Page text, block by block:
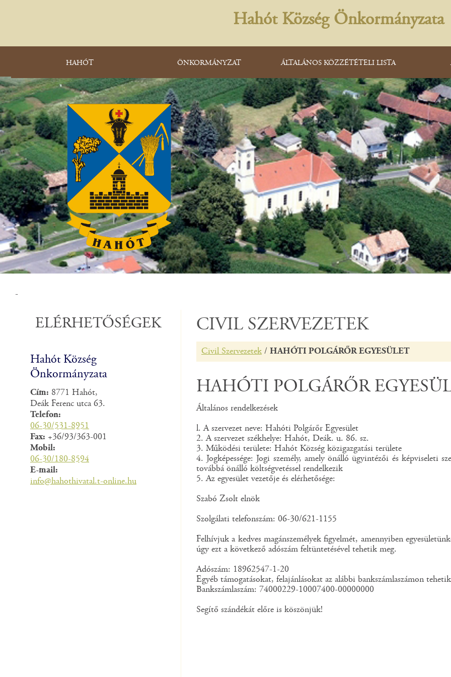
Hahót Község Önkormányzata
HAHÓT ÖNKORMÁNYZAT ÁLTALÁNOS KÖZZÉTÉTELI LISTA
-
ELÉRHETŐSÉGEK
Hahót Község
Önkormányzata
Cím: 8771 Hahót,
Deák Ferenc utca 63.
Telefon:
06-30/531-8951
Fax: +36/93/363-001
Mobil:
06-30/180-8594
E-mail:
info@hahothivatal.t-online.hu
CIVIL SZERVEZETEK
Civil Szervezetek / HAHÓTI POLGÁRŐR EGYESÜLET
HAHÓTI POLGÁRŐR
Általános rendelkezések
l. A szervezet neve: Hahóti Polgárőr Egyesület
2. A szervezet székhelye: Hahót, Deák. u. 86. sz.
3. Működési területe: Hahót Község közigazgatási területe
4. Jogképessége: Jogi személy, amely önálló ügyintézői és képviseleti
továbbá önálló költségvetéssel rendelkezik
5. Az egyesület vezetője és elérhetősége:
Szabó Zsolt elnök
Szolgálati telefonszám: 06-30/621-1155
Felhívjuk a kedves magánszemélyek figyelmét, amennyiben
úgy ezt a következő adószám feltüntetésével tehetik meg.
Adószám: 18962547-1-20
Egyéb támogatásokat, felajánlásokat az alábbi bankszámlaszámon
Bankszámlaszám: 74000229-10007400-00000000
Segítő szándékát előre is köszönjük!